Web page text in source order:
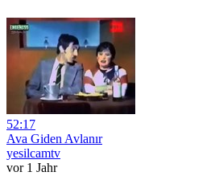
52:17
Ava Giden Avlanır
yesilcamtv
vor 1 Jahr